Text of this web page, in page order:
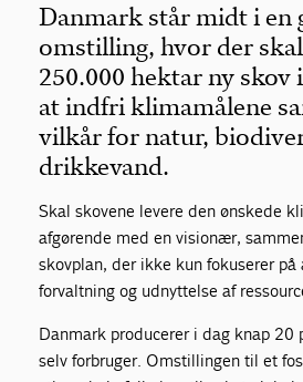
Danmark står midt i en
omstilling, hvor der
250.000 hektar ny skov
at indfri klimamålene
vilkår for natur,
drikkevand.
Skal skovene levere den ønskede
afgørende med en visionær,
skovplan, der ikke kun fokuserer
forvaltning og udnyttelse af
Danmark producerer i dag knap
selv forbruger. Omstillingen til et